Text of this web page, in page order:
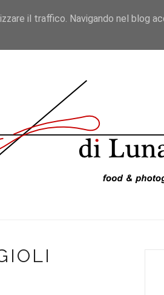
il traffico. Navigando nel blog